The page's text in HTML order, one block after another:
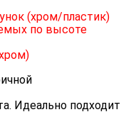
(хром/пластик)
по высоте
Идеально подходит